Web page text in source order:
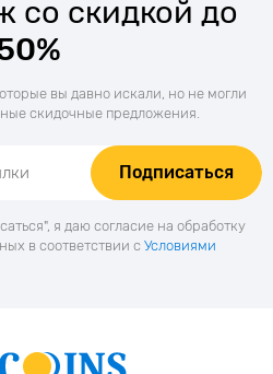
со скидкой до
вы давно искали, но не могли
скидочные предложения.
Подписаться
я даю согласие на обработку
в соответствии с Условиями